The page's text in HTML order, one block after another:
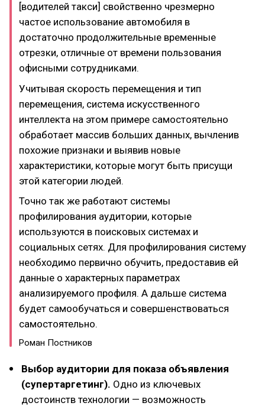
[водителей такси] свойственно чрезмерно
частое использование автомобиля в
достаточно продолжительные временные
отрезки, отличные от времени пользования
офисными сотрудниками.
Учитывая скорость перемещения и тип
перемещения, система искусственного
интеллекта на этом примере самостоятельно
обработает массив больших данных, вычленив
похожие признаки и выявив новые
характеристики, которые могут быть присущи
этой категории людей.
Точно так же работают системы
профилирования аудитории, которые
используются в поисковых системах и
социальных сетях. Для профилирования систему
необходимо первично обучить, предоставив ей
данные о характерных параметрах
анализируемого профиля. А дальше система
будет самообучаться и совершенствоваться
самостоятельно.​
Роман Постников
Выбор аудитории для показа объявления
(супертаргетинг). Одно из ключевых
достоинств технологии — возможность